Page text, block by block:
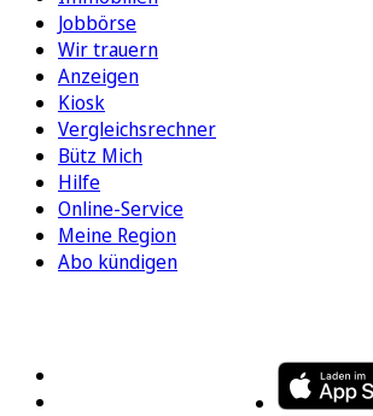
Jobbörse
Wir trauern
Anzeigen
Kiosk
Vergleichsrechner
Bütz Mich
Hilfe
Online-Service
Meine Region
Abo kündigen